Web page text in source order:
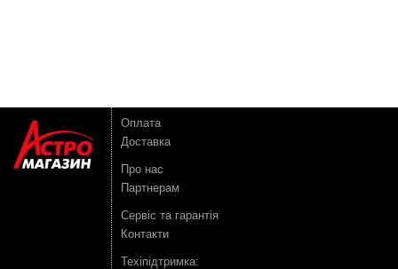
Оплата
Доставка
Про нас
Партнерам
Сервіс та гарантія
Контакти
Техіпідтримка: